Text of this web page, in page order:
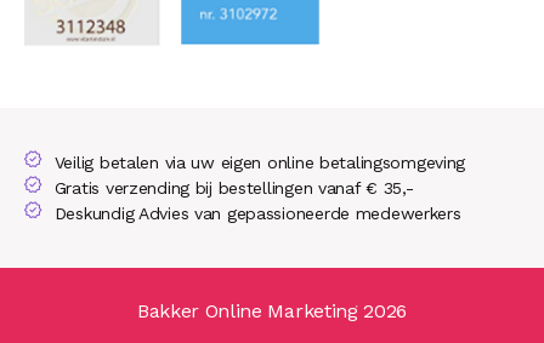
Veilig betalen via uw eigen online betalingsomgeving
Gratis verzending bij bestellingen vanaf € 35,-
Deskundig Advies van gepassioneerde medewerkers
Bakker Online Marketing 2026